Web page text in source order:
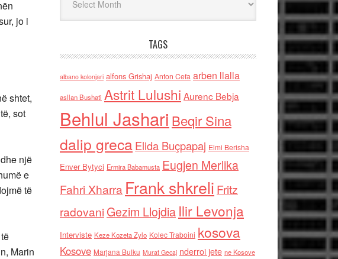
jo i
shtet,
sot
një
e
të
Marin
TAGS
albano kolonjari alfons Grishaj Anton Cefa arben llalla
asllan Bushati Astrit Lulushi Aurenc Bebja
Behlul Jashari Beqir Sina
dalip grecaElida Buçpapaj Elmi Berisha
Enver Bytyci Ermira Babamusta Eugjen Merlika
Fahri Xharra Frank shkreli Fritz
radovaniGezim Llojdia Ilir Levonja
Interviste Keze Kozeta Zylo Kolec Traboini kosova
Kosove Marjana Bulku Murat Gecaj nderroi jete ne Kosove